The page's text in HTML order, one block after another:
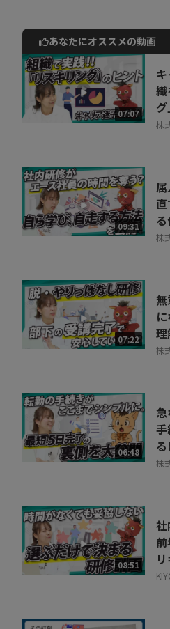
動画でご紹介している
お気軽にご相談・ご質
30秒でお申し
相談を希望
あなたにオススメの動画
07:07
株
09:31
株
07:22
株
06:48
急
株
08:51
社